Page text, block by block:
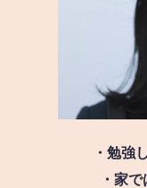
・勉強
・家